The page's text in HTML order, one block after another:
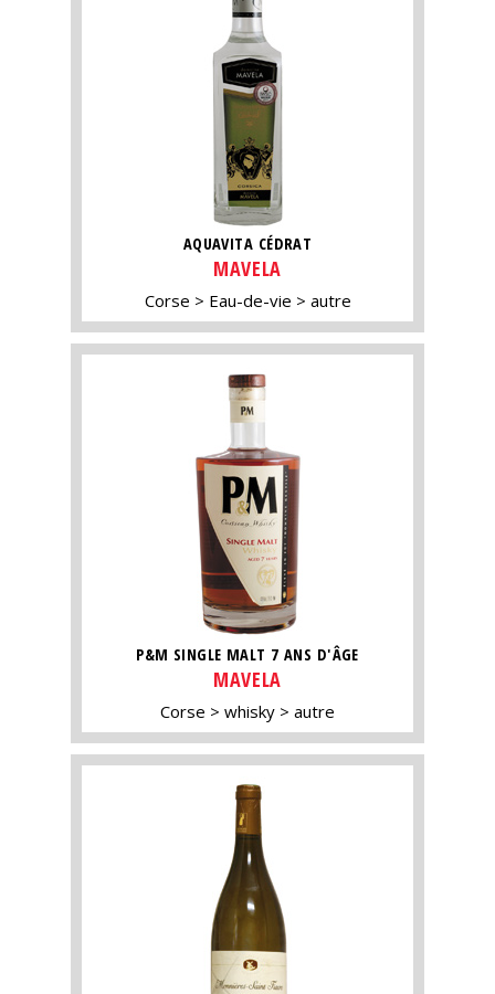
AQUAVITA CÉDRAT
MAVELA
Corse Eau-de-vie autre
P&M SINGLE MALT 7 ANS D'ÂGE
MAVELA
Corse whisky autre